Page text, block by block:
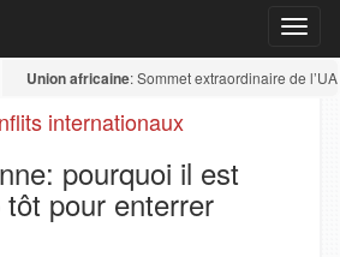
africaine: Sommet extraordinaire de l’UA : la
internationaux
pourquoi il est
pour enterrer